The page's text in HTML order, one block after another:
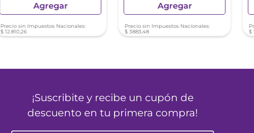
Agregar
Precio sin Impuestos Nacionales:
$ 12.810,26
Agregar
Precio sin Impuestos Nacionales:
$ 3883,48
$
¡Suscribite y recibe un cupón de
descuento en tu primera compra!